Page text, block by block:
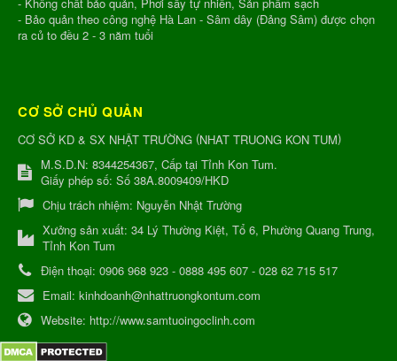
- Bảo quản theo công nghệ Hà Lan - Sâm dây (Đảng Sâm) được chọn
ra củ to đều 2 - 3 năm tuổi
CƠ SỞ CHỦ QUẢN
CƠ SỞ KD & SX NHẬT TRƯỜNG (NHAT TRUONG KON TUM)
M.S.D.N: 8344254367, Cấp tại Tỉnh Kon Tum.
Giấy phép số: Số 38A.8009409/HKD
Chịu trách nhiệm: Nguyễn Nhật Trường
Xưởng sản xuất: 34 Lý Thường Kiệt, Tổ 6, Phường Quang Trung,
Tỉnh Kon Tum
Điện thoại: 0906 968 923 - 0888 495 607 - 028 62 715 517
Email: kinhdoanh@nhattruongkontum.com
Website: http://www.samtuoingoclinh.com